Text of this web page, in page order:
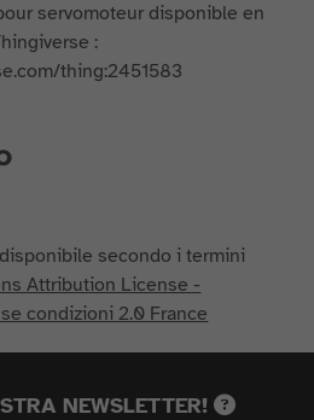
servomoteur disponible en
:
thing:2451583
secondo i termini
Attribution License -
condizioni 2.0 France
NEWSLETTER!